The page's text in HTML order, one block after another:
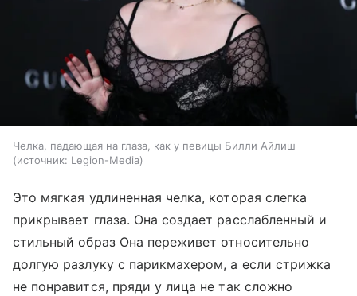
Челка, падающая на глаза, как у певицы Билли Айлиш
источник: Legion-Media
Это мягкая удлиненная челка, которая слегка
прикрывает глаза. Она создает расслабленный и
стильный образ Она переживет относительно
долгую разлуку с парикмахером, а если стрижка
не понравится, пряди у лица не так сложно